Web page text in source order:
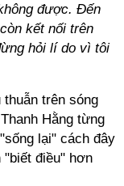
được. Đến
kết nối trên
hỏi lí do vì tôi
trên sóng
Hằng từng
lại" cách đây
"biết điều" hơn